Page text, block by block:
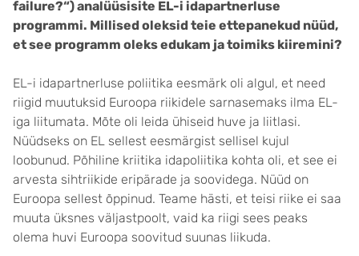
failure?“) analüüsisite EL-i idapartnerluse
programmi. Millised oleksid teie ettepanekud nüüd,
et see programm oleks edukam ja toimiks kiiremini?
EL-i idapartnerluse poliitika eesmärk oli algul, et need
riigid muutuksid Euroopa riikidele sarnasemaks ilma EL-
iga liitumata. Mõte oli leida ühiseid huve ja liitlasi.
Nüüdseks on EL sellest eesmärgist sellisel kujul
loobunud. Põhiline kriitika idapoliitika kohta oli, et see ei
arvesta sihtriikide eripärade ja soovidega. Nüüd on
Euroopa sellest õppinud. Teame hästi, et teisi riike ei saa
muuta üksnes väljastpoolt, vaid ka riigi sees peaks
olema huvi Euroopa soovitud suunas liikuda.